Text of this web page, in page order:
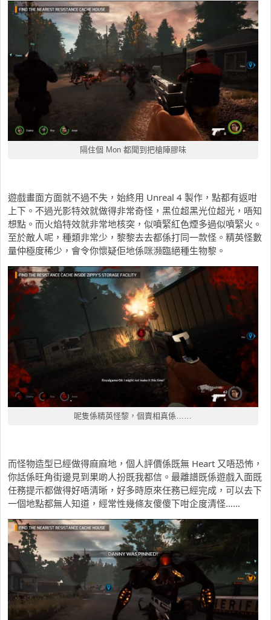
隔住個 Mon 都聞到把槍陣膠味
遊戲畫面方面就不過不失，始終用 Unreal 4 製作，點都有返咁
上下。不過光影特效就做得非常奇怪，黑位超黑光位超光，唔知
想點。而火焰特效就非常地核突，似噴緊紅色煙多過似噴緊火。
至於敵人呢，種類非常少，黎黎去去都係打同一款怪。精英怪數
量仲極度稀少，會令你懷疑佢地係咪瀕臨絕種生物黎。
呢隻係精英怪黎，個賣相真係……
而怪物造型已經做得麻麻地，個人評價係既無 Heart 又唔恐怖，
你話係旺角街邊見到果啲人扮既我都信。最離譜既係遊戲入面既
任務提示都做得好唔清晰，好多時原來任務已經完成，可以去下
一個地點都無人知道，經常性幾條友傻傻下咁企度清怪……